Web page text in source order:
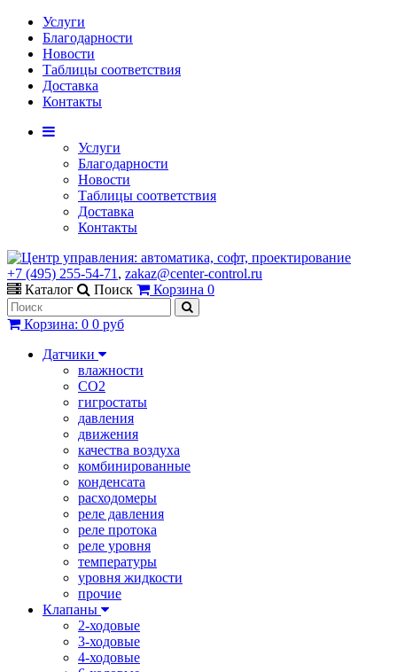
Услуги
Благодарности
Новости
Таблицы соответствия
Доставка
Контакты
Услуги
Благодарности
Новости
Таблицы соответствия
Доставка
Контакты
+7 (495) 255-54-71 , zakaz@center-control.ru
Каталог
Поиск Корзина 0
Корзина: 0 0 руб
Датчики
влажности
CO2
гигростаты
давления
движения
качества воздуха
комбинированные
конденсата
расходомеры
реле давления
реле протока
реле уровня
температуры
уровня жидкости
прочие
Клапаны
2-ходовые
3-ходовые
4-ходовые